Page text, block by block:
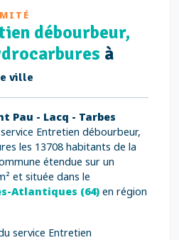
débourbeur,
à
ville
Pau - Lacq - Tarbes
Entretien débourbeur,
les 13708 habitants de la
étendue sur un
et située dans le
Atlantiques (64) en région
service Entretien